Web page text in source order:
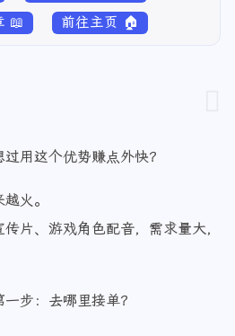
📖
前往主页 🏠
用这个优势赚点外快？
火。
片、游戏角色配音，需求量大，
步：去哪里接单？